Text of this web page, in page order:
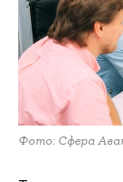
Фото: Сфера